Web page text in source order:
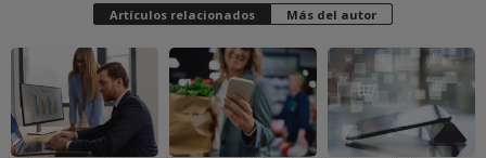
Artículos relacionados Más del autor